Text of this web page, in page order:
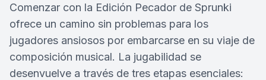
Comenzar con la Edición Pecador de Sprunki
ofrece un camino sin problemas para los
jugadores ansiosos por embarcarse en su viaje de
composición musical. La jugabilidad se
desenvuelve a través de tres etapas esenciales: